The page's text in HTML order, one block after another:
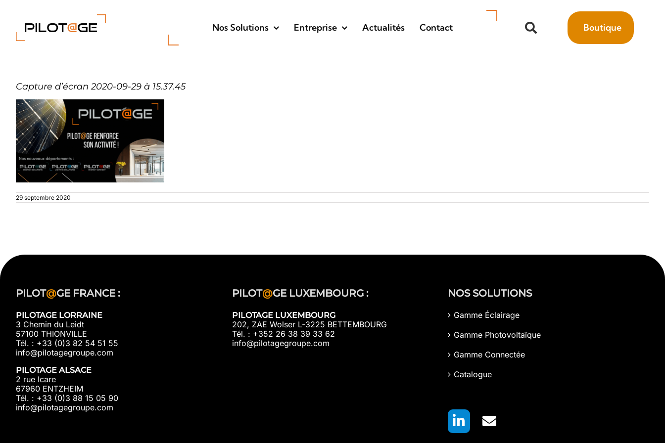
contenu
Nos Solutions Entreprise Actualités Contact Boutique
Capture d’écran 2020-09-29 à 15.37.45
29 septembre 2020
PILOT@GE FRANCE :
PILOTAGE LORRAINE
3 Chemin du Leidt
57100 THIONVILLE
Tél. : +33 (0)3 82 54 51 55
info@pilotagegroupe.com
PILOTAGE ALSACE
2 rue Icare
67960 ENTZHEIM
Tél. : +33 (0)3 88 15 05 90
info@pilotagegroupe.com
PILOT@GE LUXEMBOURG :
PILOTAGE LUXEMBOURG
202, ZAE Wolser L-3225 BETTEMBOURG
Tél. : +352 26 38 39 33 62
info@pilotagegroupe.com
NOS SOLUTIONS
Gamme Éclairage
Gamme Photovoltaïque
Gamme Connectée
Catalogue